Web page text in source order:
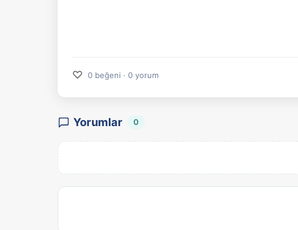
♡ 0 beğeni · 0 yorum
Yorumlar 0